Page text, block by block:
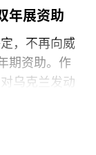
施的石油封
年展资助
，不再向威
期资助。作
乌克兰发动